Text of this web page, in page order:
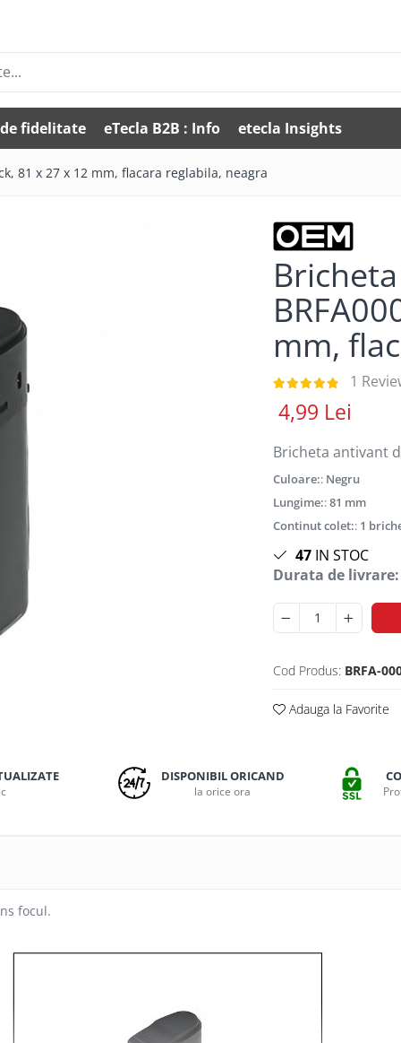
fidelitate eTecla B2B : Info etecla Insights
81 x 27 x 12 mm, flacara reglabila, neagra
mm,
1
4,99 Lei
Bricheta antivant
Culoare:: Negru
Lungime::81 mm
Continut colet:: 1
47IN STOC
Durata de livrare:
Cod Produs: BRFA-
Adauga la Favorite
DISPONIBIL ORICAND
la orice ora
focul.